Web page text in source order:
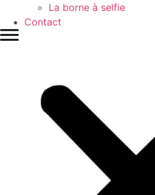
La borne à selfie
Contact